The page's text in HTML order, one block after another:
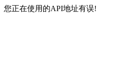
您正在使用的API地址有误!